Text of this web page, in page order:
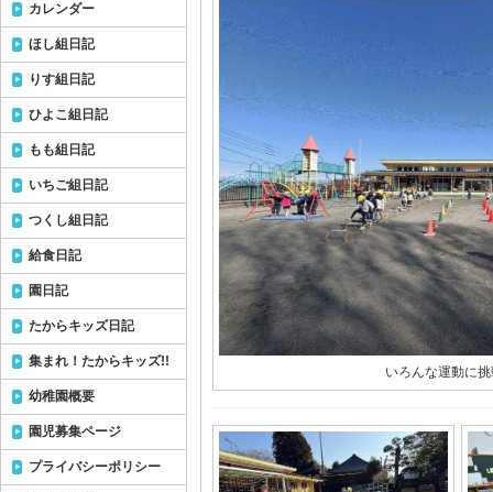
いろんな運動に
カレンダー
ほし組日記
りす組日記
ひよこ組日記
もも組日記
いちご組日記
つくし組日記
給食日記
園日記
たからキッズ日記
集まれ！たからキッズ!!
幼稚園概要
園児募集ページ
プライバシーポリシー